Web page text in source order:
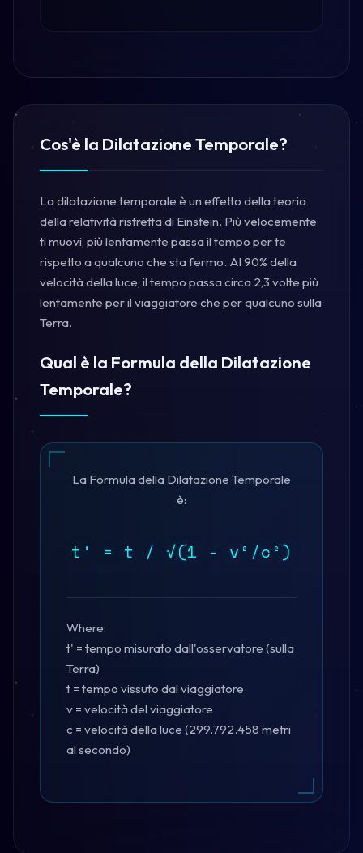
Cos'è la Dilatazione Temporale?
La dilatazione temporale è un effetto della teoria
della relatività ristretta di Einstein. Più velocemente
ti muovi, più lentamente passa il tempo per te
rispetto a qualcuno che sta fermo. Al 90% della
velocità della luce, il tempo passa circa 2,3 volte più
lentamente per il viaggiatore che per qualcuno sulla
Terra.
Qual è la Formula della Dilatazione
Temporale?
La Formula della Dilatazione Temporale
è:
t' = t / √(1 - v²/c²)
Where:
t' = tempo misurato dall'osservatore (sulla
Terra)
t = tempo vissuto dal viaggiatore
v = velocità del viaggiatore
c = velocità della luce (299.792.458 metri
al secondo)